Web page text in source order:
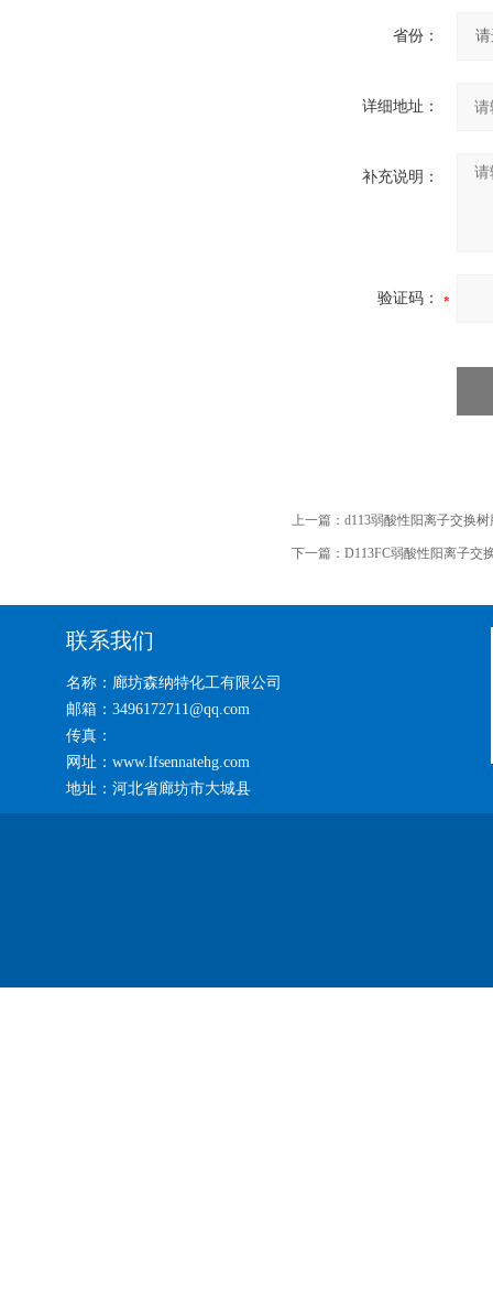
省份：
详细地址：
补充说明：
验证码：
上一篇： d113弱酸性阳离子交换
下一篇： D113FC弱酸性阳离子交
联系我们
名称：廊坊森纳特化工有限公司
邮箱：3496172711@qq.com
传真：
网址：www.lfsennatehg.com
地址：河北省廊坊市大城县